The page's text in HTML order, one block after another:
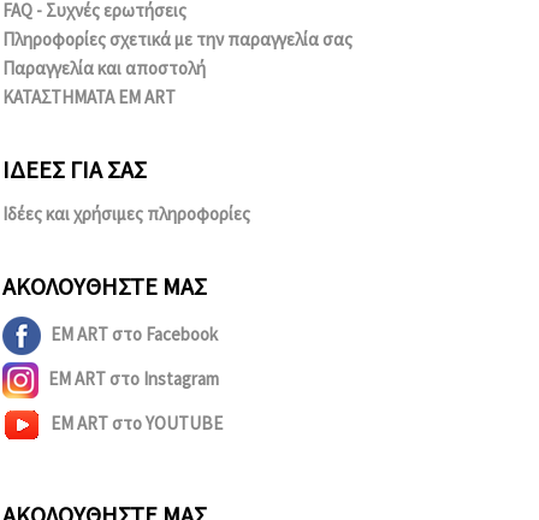
FAQ - Συχνές ερωτήσεις
Πληροφορίες σχετικά με την παραγγελία σας
Παραγγελία και αποστολή
ΚΑΤΑΣΤΗΜΑΤΑ EM ART
ΙΔΈΕΣ ΓΙΑ ΣΑΣ
Ιδέες και χρήσιμες πληροφορίες
ΑΚΟΛΟΥΘΉΣΤΕ ΜΑΣ
EM ART στο Facebook
EM ART στο Instagram
EM ART στο YOUTUBE